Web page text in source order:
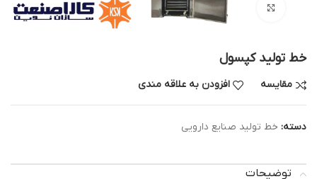
بزرگنمایی تصویر
خط تولید کپسول
مقایسه افزودن به علاقه مندی
دسته: خط تولید صنایع دارویی
توضیحات